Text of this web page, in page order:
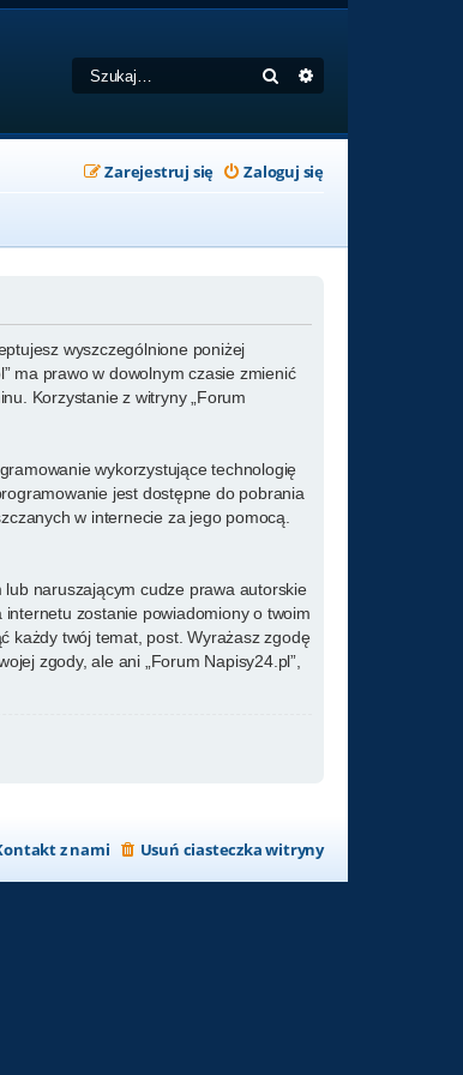
Szukaj
Zaloguj się
Zarejestruj się
wyszczególnione poniżej
ma prawo w dowolnym czasie zmienić
Korzystanie z witryny „Forum
wykorzystujące technologię
jest dostępne do pobrania
w internecie za jego pomocą.
naruszającym cudze prawa autorskie
zostanie powiadomiony o twoim
każdy twój temat, post. Wyrażasz zgodę
zgody, ale ani „Forum Napisy24.pl”,
Usuń ciasteczka witryny
z nami